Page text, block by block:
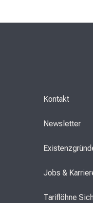
Kontakt
Newsletter
Jobs &
Tariflöhne